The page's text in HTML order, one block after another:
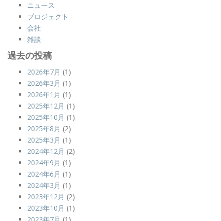
ニュース
プロジェクト
会社
雑談
過去の投稿
2026年7月 (1)
2026年3月 (1)
2026年1月 (1)
2025年12月 (1)
2025年10月 (1)
2025年8月 (2)
2025年3月 (1)
2024年12月 (2)
2024年9月 (1)
2024年6月 (1)
2024年3月 (1)
2023年12月 (2)
2023年10月 (1)